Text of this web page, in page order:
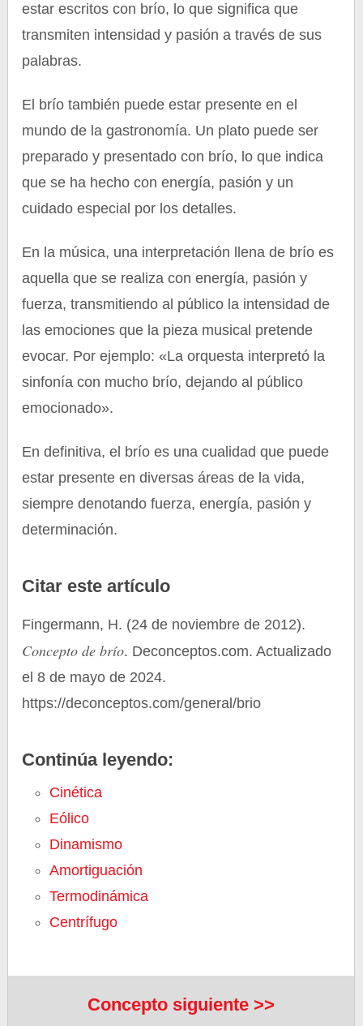
estar escritos con brío, lo que significa que
transmiten intensidad y pasión a través de sus
palabras.
El brío también puede estar presente en el
mundo de la gastronomía. Un plato puede ser
preparado y presentado con brío, lo que indica
que se ha hecho con energía, pasión y un
cuidado especial por los detalles.
En la música, una interpretación llena de brío es
aquella que se realiza con energía, pasión y
fuerza, transmitiendo al público la intensidad de
las emociones que la pieza musical pretende
evocar. Por ejemplo: «La orquesta interpretó la
sinfonía con mucho brío, dejando al público
emocionado».
En definitiva, el brío es una cualidad que puede
estar presente en diversas áreas de la vida,
siempre denotando fuerza, energía, pasión y
determinación.
Citar este artículo
Fingermann, H. (24 de noviembre de 2012).
Concepto de brío. Deconceptos.com. Actualizado
el 8 de mayo de 2024.
https://deconceptos.com/general/brio
Continúa leyendo:
Cinética
Eólico
Dinamismo
Amortiguación
Termodinámica
Centrífugo
Concepto siguiente >>